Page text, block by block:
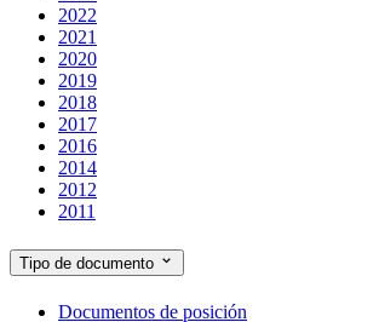
2022
2021
2020
2019
2018
2017
2016
2014
2012
2011
Tipo de documento
Documentos de posición